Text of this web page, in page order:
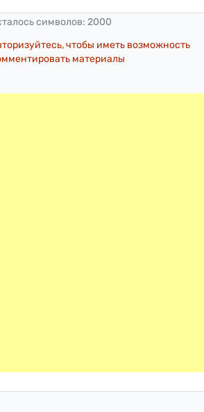
символов: 2000
чтобы иметь возможность
материалы